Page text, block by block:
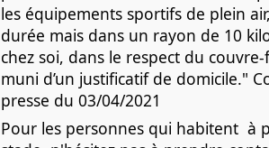
les équipements sportifs de plein
durée mais dans un rayon de 10
chez soi, dans le respect du
muni d’un justificatif de domicile."
presse du 03/04/2021
Pour les personnes qui habitent  à